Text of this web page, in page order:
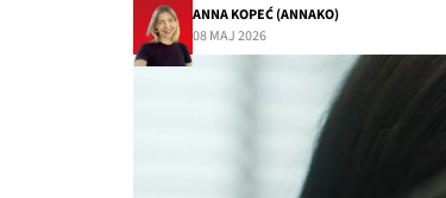
ANNA KOPEĆ (ANNAKO)
08 MAJ 2026